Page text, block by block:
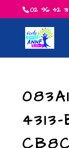
02 96 42